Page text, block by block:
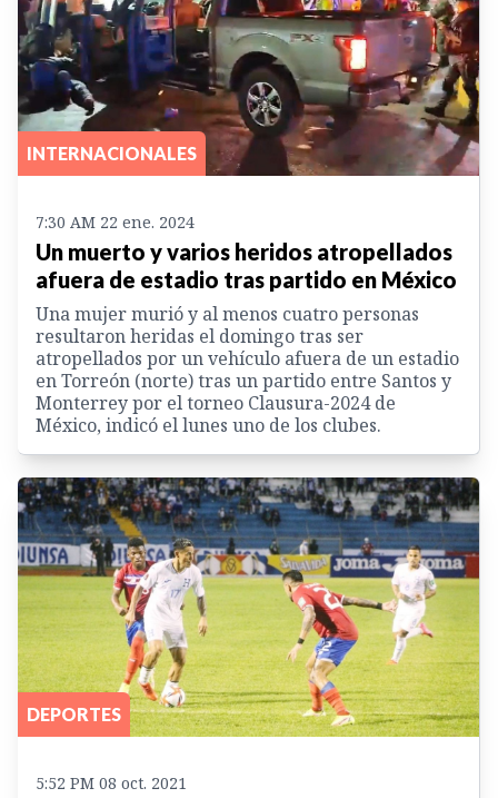
INTERNACIONALES
7:30 AM 22 ene. 2024
Un muerto y varios heridos atropellados
afuera de estadio tras partido en México
Una mujer murió y al menos cuatro personas
resultaron heridas el domingo tras ser
atropellados por un vehículo afuera de un estadio
en Torreón (norte) tras un partido entre Santos y
Monterrey por el torneo Clausura-2024 de
México, indicó el lunes uno de los clubes.
DEPORTES
5:52 PM 08 oct. 2021